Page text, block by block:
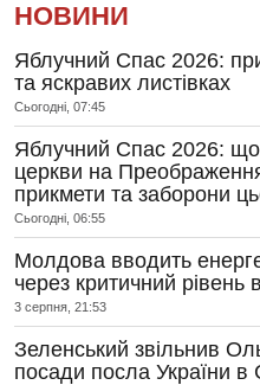
НОВИНИ
Яблучний Спас 2026:
та яскравих листівках
Сьогодні, 07:45
Яблучний Спас 2026: що
церкви на
прикмети та заборони
Сьогодні, 06:55
Молдова вводить
через критичний рівень
3 серпня, 21:53
Зеленський звільнив
посади посла України